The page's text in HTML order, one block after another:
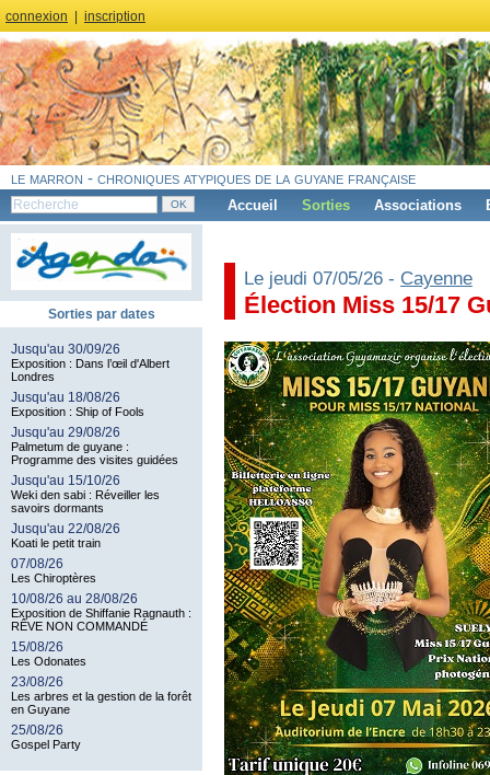
connexion inscription
le marron - chroniques atypiques de la guyane française
Accueil Sorties Associations
Sorties par dates
Jusqu'au 30/09/26
Exposition : Dans l’œil d'Albert
Londres
Jusqu'au 18/08/26
Exposition : Ship of Fools
Jusqu'au 29/08/26
Palmetum de guyane :
Programme des visites guidées
Jusqu'au 15/10/26
Weki den sabi : Réveiller les
savoirs dormants
Jusqu'au 22/08/26
Koati le petit train
07/08/26
Les Chiroptères
10/08/26 au 28/08/26
Exposition de Shiffanie Ragnauth :
RÊVE NON COMMANDÉ
15/08/26
Les Odonates
23/08/26
Les arbres et la gestion de la forêt
en Guyane
25/08/26
Gospel Party
Le jeudi 07/05/26 - Cayenne
Élection Miss 15/17